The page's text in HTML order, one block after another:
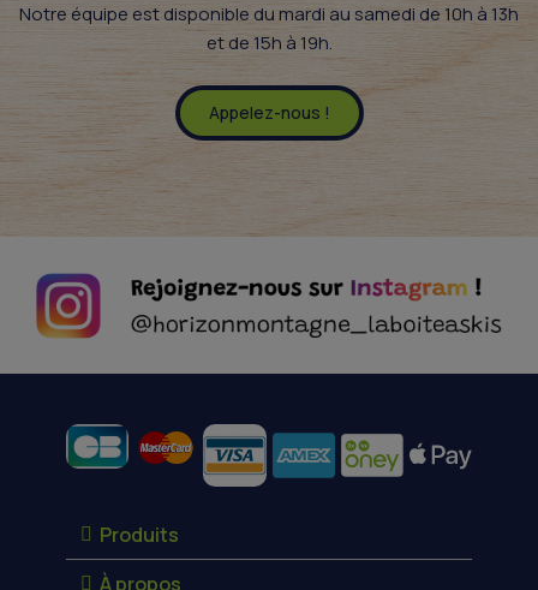
Notre équipe est disponible du mardi au samedi de 10h à 13h
et de 15h à 19h.
Appelez-nous !
Produits
À propos